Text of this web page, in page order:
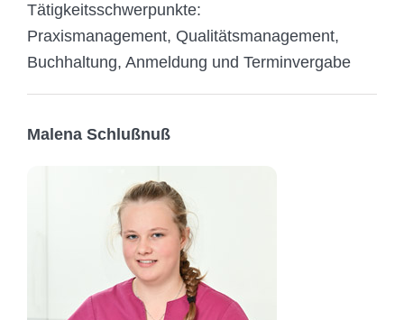
Tätigkeitsschwerpunkte:
Praxismanagement, Qualitätsmanagement,
Buchhaltung, Anmeldung und Terminvergabe
Malena Schlußnuß